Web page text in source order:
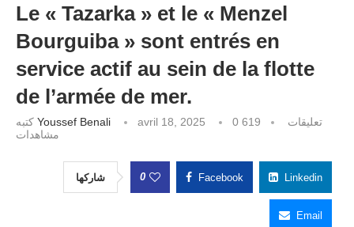
Le « Tazarka » et le « Menzel
Bourguiba » sont entrés en
service actif au sein de la flotte
de l’armée de mer.
Youssef Benali avril 18, 2025 0 تعليقات
619
مشاهدات
شاركها 0 Facebook Linkedin
Email